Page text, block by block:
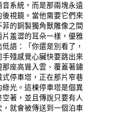
系統，而是那兩塊永遠
視鏡。當他需要它們來
的銅製獨角獸雕像之間
羞澀的耳朵一樣，優雅
語：「你還是別看了，
殘感覺心臟快要跳出來
座高聳入雲、覆蓋著鏽
停車塔，正在那片窄巷
光。這棟停車塔是個異
著，並且傳說只要有人
就會被傳送到一個泊車